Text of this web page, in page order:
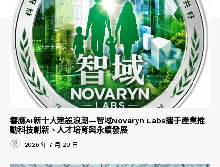
響應AI新十大建設浪潮—智域Novaryn Labs攜手產業推
動科技創新、人才培育與永續發展
2026 年 7 月 20 日